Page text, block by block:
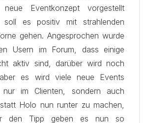
Eventkonzept vorgestellt
soll es positiv mit strahlenden
gehen. Angesprochen wurde
Usern im Forum, dass einige
aktiv sind, darüber wird noch
es wird viele neue Events
im Clienten, sondern auch
Holo nun runter zu machen,
den Tipp geben es nun so